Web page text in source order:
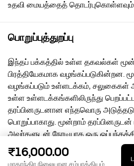
உதவி மையத்தைத் தொடர்புகொள்ளவும்
பொறுப்புத்துறப்பு
இந்தப் பக்கத்தில் உள்ள தகவல்கள்
பிரத்தியேகமாக வழங்கப்படுகின்றன.
வழங்கப்படும் உள்ளடக்கம், சலுகைகள்
உள்ள உள்ளடக்கங்களிலிருந்து
தரப்பினருடனான எந்தவொரு
பொறுப்பாகாது. மூன்றாம்
அவர்களுடன் நேரடியாக ஒரு
Uber ஒரு தரப்பு அல்ல.
நேரடியாகத் தொடர்பு கொள்ளுங்கள்.
₹16,000.00
மாதாந்திர நிலையான சம்பாத்தியம்